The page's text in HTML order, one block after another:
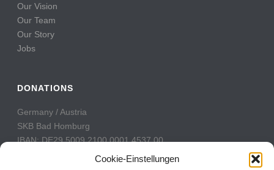
Cookie-Einstellungen
Our Vision
Our Team
Our Story
Jobs
DONATIONS
Germany / Austria
SKB Bad Homburg
IBAN: DE29 5009 2100 0001 4537 00
BIC: GENODE51BH2